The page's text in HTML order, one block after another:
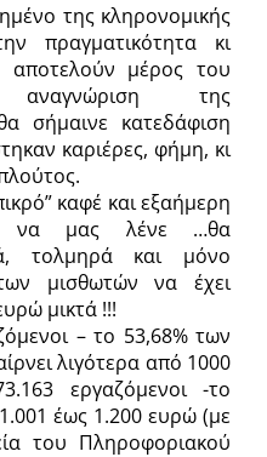
της κληρονομικής
πραγματικότητα κι
αποτελούν μέρος του
της
σήμαινε κατεδάφιση
καριέρες, φήμη, κι
καφέ και εξαήμερη
να μας λένε …θα
τολμηρά και μόνο
μισθωτών να έχει
μικτά !!!
– το 53,68% των
λιγότερα από 1000
εργαζόμενοι -το
έως 1.200 ευρώ (με
του Πληροφοριακού